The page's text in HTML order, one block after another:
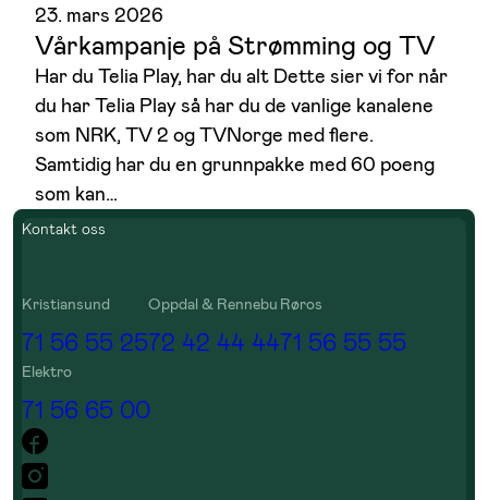
1 poeng 1 poeng
1 poeng 2 poeng
23. mars 2026
Vårkampanje på Strømming og TV
Har du Telia Play, har du alt Dette sier vi for når
du har Telia Play så har du de vanlige kanalene
som NRK, TV 2 og TVNorge med flere.
Samtidig har du en grunnpakke med 60 poeng
som kan…
Kontakt oss
Kristiansund
71 56 55 25
Oppdal & Rennebu
72 42 44 44
Røros
71 56 55 55
Elektro
71 56 65 00